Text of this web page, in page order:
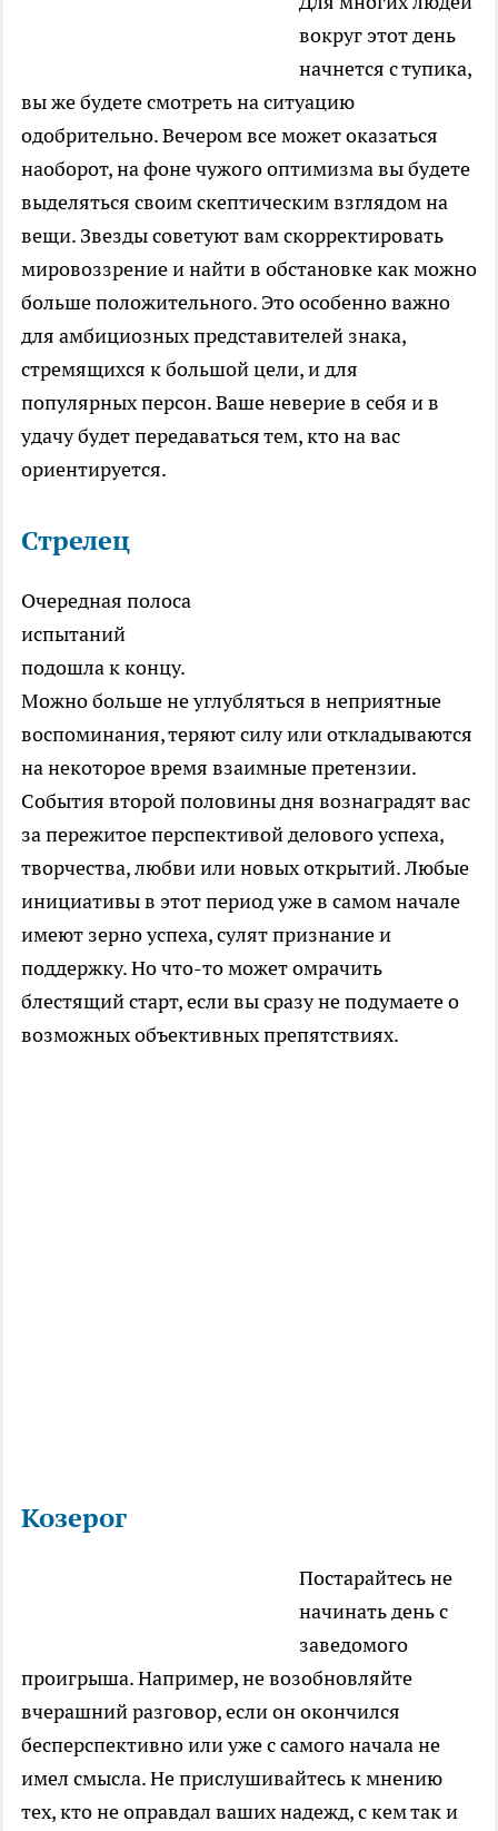
вокруг этот день
начнется с тупика,
вы же будете смотреть на ситуацию
одобрительно. Вечером все может оказаться
наоборот, на фоне чужого оптимизма вы будете
выделяться своим скептическим взглядом на
вещи. Звезды советуют вам скорректировать
мировоззрение и найти в обстановке как можно
больше положительного. Это особенно важно
для амбициозных представителей знака,
стремящихся к большой цели, и для
популярных персон. Ваше неверие в себя и в
удачу будет передаваться тем, кто на вас
ориентируется.
Стрелец
Очередная полоса
испытаний
подошла к концу.
Можно больше не углубляться в неприятные
воспоминания, теряют силу или откладываются
на некоторое время взаимные претензии.
События второй половины дня вознаградят вас
за пережитое перспективой делового успеха,
творчества, любви или новых открытий. Любые
инициативы в этот период уже в самом начале
имеют зерно успеха, сулят признание и
поддержку. Но что-то может омрачить
блестящий старт, если вы сразу не подумаете о
возможных объективных препятствиях.
Козерог
Постарайтесь не
начинать день с
заведомого
проигрыша. Например, не возобновляйте
вчерашний разговор, если он окончился
бесперспективно или уже с самого начала не
имел смысла. Не прислушивайтесь к мнению
тех, кто не оправдал ваших надежд, с кем так и